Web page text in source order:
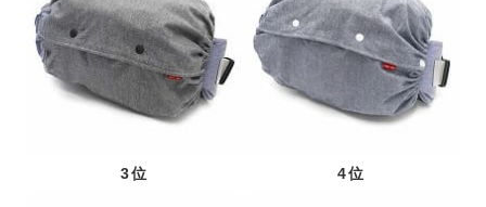
3位 4位